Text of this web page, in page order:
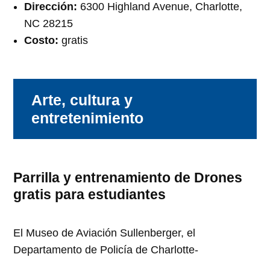
Dirección: 6300 Highland Avenue, Charlotte,
NC 28215
Costo:gratis
Arte, cultura y
entretenimiento
Parrilla y entrenamiento de Drones
gratis para estudiantes
El Museo de Aviación Sullenberger, el
Departamento de Policía de Charlotte-